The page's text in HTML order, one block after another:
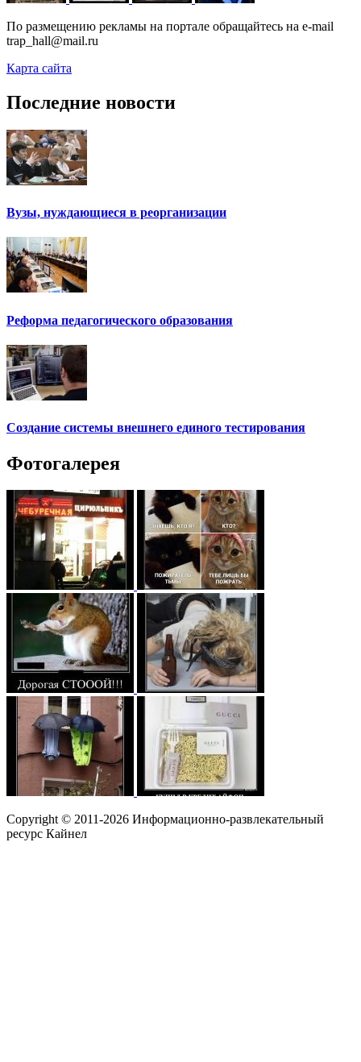
По размещению рекламы на портале обращайтесь на e-mail
trap_hall@mail.ru
Карта сайта
Последние новости
Вузы, нуждающиеся в реорганизации
Реформа педагогического образования
Создание системы внешнего единого тестирования
Фотогалерея
Copyright © 2011-2026 Информационно-развлекательный
ресурс Кайнел